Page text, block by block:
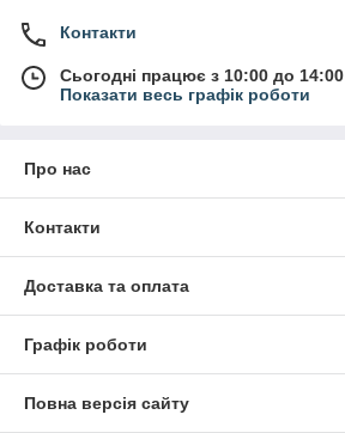
Контакти
Сьогодні працює з 10:00 до 14:00
Показати весь графік роботи
Про нас
Контакти
Доставка та оплата
Графік роботи
Повна версія сайту